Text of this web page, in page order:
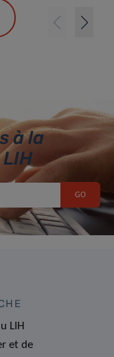
à la
LIH
et de